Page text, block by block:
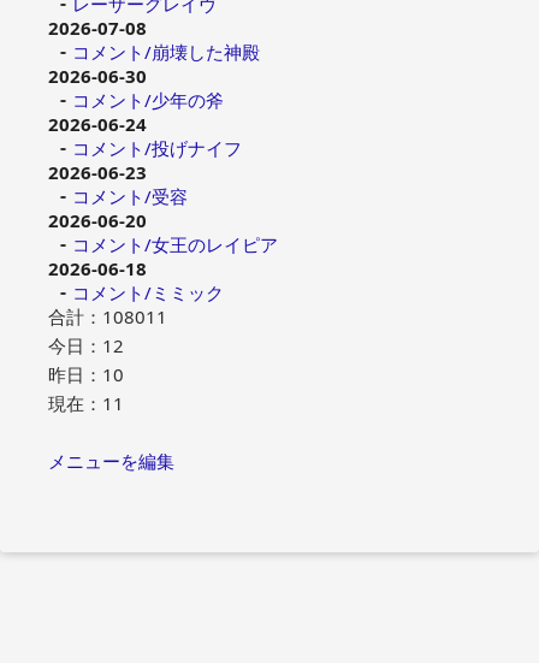
2026-07-08
コメント/崩壊した神殿
2026-06-30
コメント/少年の斧
2026-06-24
コメント/投げナイフ
2026-06-23
コメント/受容
2026-06-20
コメント/女王のレイピア
2026-06-18
コメント/ミミック
合計：108011
今日：12
昨日：10
現在：11
メニューを編集